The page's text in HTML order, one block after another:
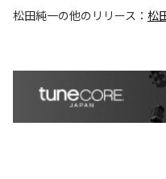
松田純一の他のリリース： 松